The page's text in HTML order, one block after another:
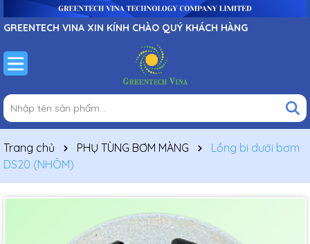
GREENTECH VINA XIN KÍNH CHÀO QUÝ KHÁCH HÀNG
Trang chủ PHỤ TÙNG BƠM MÀNG
Lồng bi dưới bơm
DS20 (NHÔM)